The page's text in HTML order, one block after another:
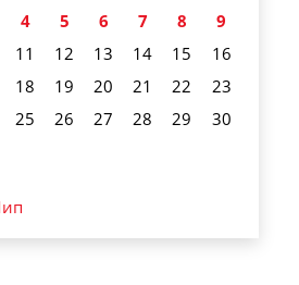
4 5 6 7 8
9
11 12 13 14 15
16
18 19 20 21 22
23
25 26 27 28 29
30